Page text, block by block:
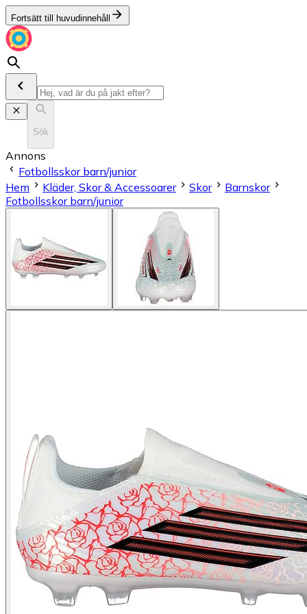
Fortsätt till huvudinnehåll
Sök
Annons
Fotbollsskor barn/junior
Hem
Kläder, Skor & Accessoarer Skor
Barnskor
Fotbollsskor barn/junior